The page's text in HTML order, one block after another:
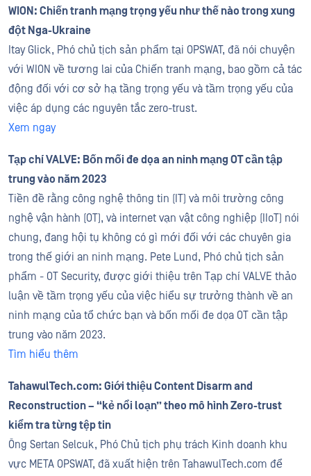
WION: Chiến tranh mạng trọng yếu như thế nào trong xung
đột Nga-Ukraine
Itay Glick, Phó chủ tịch sản phẩm tại OPSWAT, đã nói chuyện
với WION về tương lai của Chiến tranh mạng, bao gồm cả tác
động đối với cơ sở hạ tầng trọng yếu và tầm trọng yếu của
việc áp dụng các nguyên tắc zero-trust.
Xem ngay
Tạp chí VALVE: Bốn mối đe dọa an ninh mạng OT cần tập
trung vào năm 2023
Tiền đề rằng công nghệ thông tin (IT) và môi trường công
nghệ vận hành (OT), và internet vạn vật công nghiệp (IIoT) nói
chung, đang hội tụ không có gì mới đối với các chuyên gia
trong thế giới an ninh mạng. Pete Lund, Phó chủ tịch sản
phẩm - OT Security, được giới thiệu trên Tạp chí VALVE thảo
luận về tầm trọng yếu của việc hiểu sự trưởng thành về an
ninh mạng của tổ chức bạn và bốn mối đe dọa OT cần tập
trung vào năm 2023.
Tìm hiểu thêm
TahawulTech.com: Giới thiệu Content Disarm and
Reconstruction – “kẻ nổi loạn” theo mô hình Zero-trust
kiểm tra từng tệp tin
Ông Sertan Selcuk, Phó Chủ tịch phụ trách Kinh doanh khu
vực META OPSWAT, đã xuất hiện trên TahawulTech.com để